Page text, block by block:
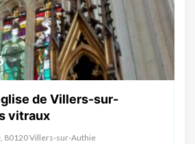
de Villers-sur-
vitraux
80120 Villers-sur-Authie